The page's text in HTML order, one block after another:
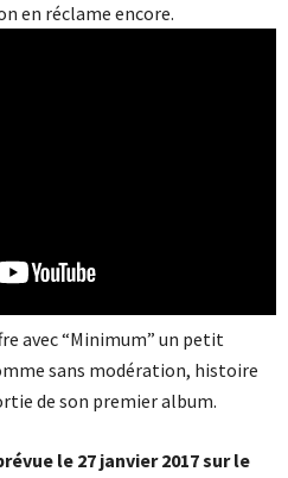
en réclame encore.
avec “Minimum” un petit
sans modération, histoire
de son premier album.
le 27 janvier 2017 sur le